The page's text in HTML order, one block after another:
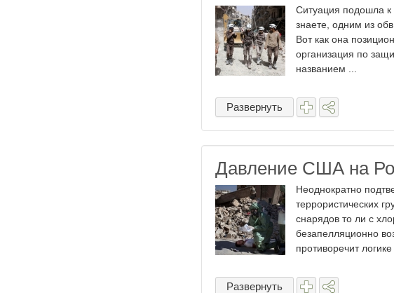
Ситуация подошла
знаете, одним из
Вот как она
организация по
названием ...
Развернуть
Давление США на
Неоднократно
террористических
снарядов то ли с
безапелляционно
противоречит логике
Развернуть